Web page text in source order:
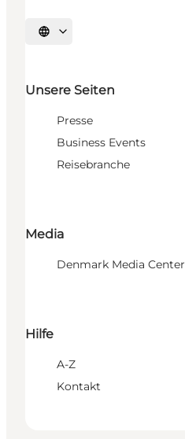
Sprache auswählen
Unsere Seiten
Presse
Business Events
Reisebranche
Media
Denmark Media Center
Hilfe
A-Z
Kontakt